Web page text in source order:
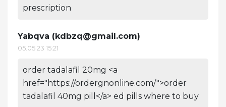
prescription
Yabqva (kdbzq@gmail.com)
05.05.23 15:21
order tadalafil 20mg <a
href="https://ordergnonline.com/">order
tadalafil 40mg pill</a> ed pills where to buy